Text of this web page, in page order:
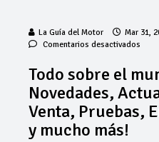
La Guía del Motor Mar 31,
Comentarios desactivados
el
del
Todo sobre el
Novedades,
Venta, Pruebas,
y mucho más!